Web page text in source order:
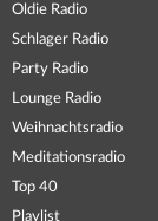
Oldie Radio
Schlager Radio
Party Radio
Lounge Radio
Weihnachtsradio
Meditationsradio
Top 40
Playlist